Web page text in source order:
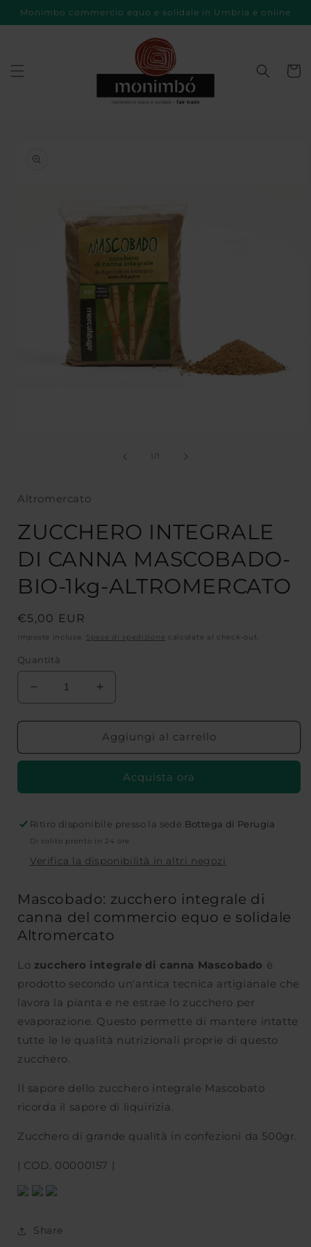
direttamente
ai contenuti
Monimbo commercio equo e solidale in Umbria e online
sul prodotto
modale
1/su
1
Altromercato
ZUCCHERO INTEGRALE
DI CANNA MASCOBADO-
BIO-1kg-ALTROMERCATO
Prezzo
di
€5,00 EUR
Imposte incluse. Spese di spedizione calcolate al check-out.
Quantità
Diminuisci
quantità
per
ZUCCHERO
INTEGRALE
MASCOBADO-
1kg-
ALTROMERCATO
Aumenta
quantità
per
ZUCCHERO
INTEGRALE
CANNA
MASCOBADO-
1kg-
ALTROMERCATO
Aggiungi al carrello
Acquista ora
Ritiro disponibile presso la sede Bottega di Perugia
Di solito pronto in 24 ore
Verifica la disponibilità in altri negozi
Mascobado: zucchero integrale di
canna del commercio equo e solidale
Altromercato
Lo zucchero integrale di canna Mascobado è
prodotto secondo un'antica tecnica artigianale che
lavora la pianta e ne estrae lo zucchero per
evaporazione. Questo permette di mantere intatte
tutte le le qualità nutrizionali proprie di questo
zucchero.
Il sapore dello zucchero integrale Mascobato
ricorda il sapore di liquirizia.
Zucchero di grande qualità in confezioni da 500gr.
| COD. 00000157 |
Share